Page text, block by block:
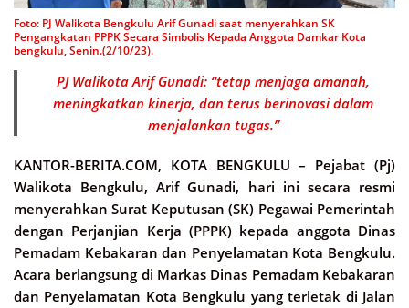
Foto: PJ Walikota Bengkulu Arif Gunadi saat menyerahkan SK
Pengangkatan PPPK Secara Simbolis Kepada Anggota Damkar Kota
bengkulu, Senin.(2/10/23).
PJ Walikota Arif Gunadi: “tetap menjaga amanah,
meningkatkan kinerja, dan terus berinovasi dalam
menjalankan tugas.”
KANTOR-BERITA.COM, KOTA BENGKULU – Pejabat (Pj)
Walikota Bengkulu, Arif Gunadi, hari ini secara resmi
menyerahkan Surat Keputusan (SK) Pegawai Pemerintah
dengan Perjanjian Kerja (PPPK) kepada anggota Dinas
Pemadam Kebakaran dan Penyelamatan Kota Bengkulu.
Acara berlangsung di Markas Dinas Pemadam Kebakaran
dan Penyelamatan Kota Bengkulu yang terletak di Jalan